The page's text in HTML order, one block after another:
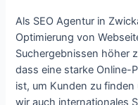
Als SEO Agentur in
Optimierung von
Suchergebnissen höher
dass eine starke Online-
ist, um Kunden zu
wir auch internationales